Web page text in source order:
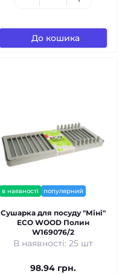
До кошика
в наявності популярний
Сушарка для посуду "Міні"
ECO WOOD Полин
W169076/2
В наявності: 25 шт
98.94 грн.